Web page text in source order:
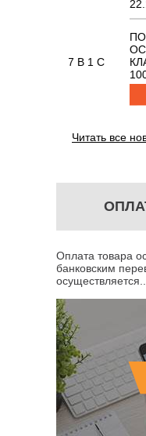
7 В 1 С
КЛАССА
100 МГЦ
Читать все
Оплата товара
банковским
осуществляется...